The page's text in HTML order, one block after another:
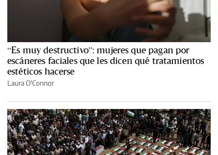
“Es muy destructivo”: mujeres que pagan por
escáneres faciales que les dicen qué tratamientos
estéticos hacerse
Laura O'Connor